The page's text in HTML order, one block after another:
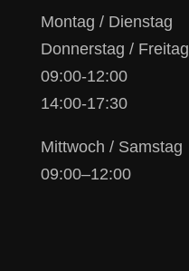
Montag / Dienstag
Donnerstag / Freitag
09:00-12:00
14:00-17:30
Mittwoch / Samstag
09:00–12:00